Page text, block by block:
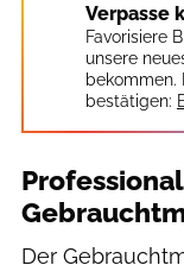
Verpasse
Favorisiere
unsere
bekommen.
bestätigen:
Der